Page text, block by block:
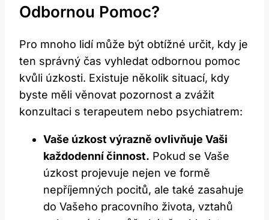
Odbornou Pomoc?
Pro mnoho lidí může být obtížné určit, kdy je
ten správný čas vyhledat odbornou pomoc
kvůli úzkosti. Existuje několik situací, kdy
byste měli věnovat pozornost a zvážit
konzultaci s terapeutem nebo psychiatrem:
Vaše úzkost výrazně ovlivňuje Vaši
každodenní činnost. Pokud se Vaše
úzkost projevuje nejen ve formě
nepříjemných pocitů, ale také zasahuje
do Vašeho pracovního života, vztahů